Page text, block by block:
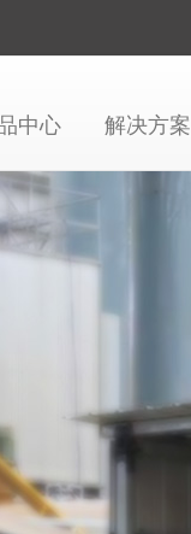
中心 解决方案